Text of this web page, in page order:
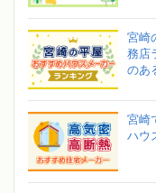
宮崎
務店
のあ
宮崎
ハウ